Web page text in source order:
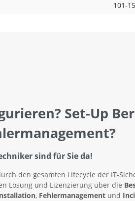
101-
Set-Up
sind für Sie da!
den gesamten Lifecycle der IT-
Lösung und Lizenzierung über die
, Fehlermanagement und